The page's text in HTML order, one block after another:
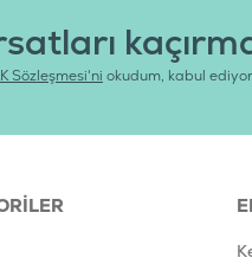
Sözleşmesi'ni okudum, kabul